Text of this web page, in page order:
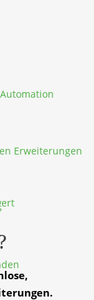
Erweiterungen